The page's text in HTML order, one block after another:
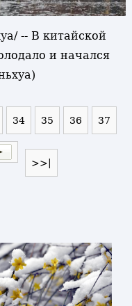
-- В китайской
и начался
34 35 36 37
>>|